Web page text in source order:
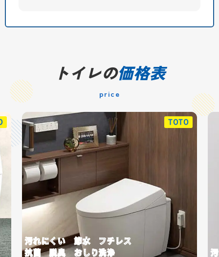
トイレの価格表
price
TOTO
汚れにくい 節水 フチレス
抗菌 脱臭 おしり洗浄